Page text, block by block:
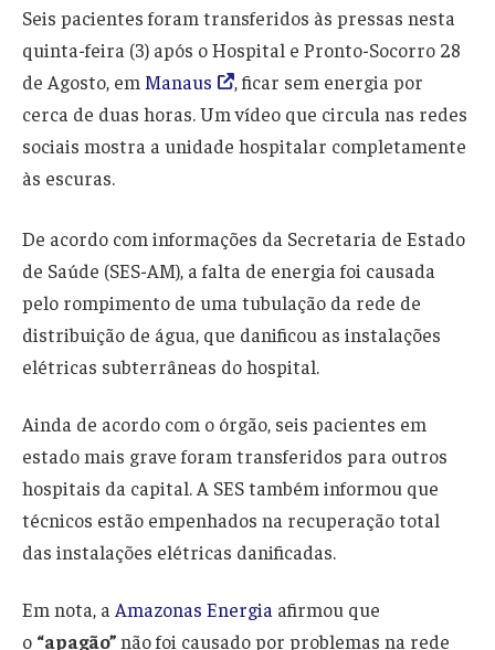
Seis pacientes foram transferidos às pressas nesta
quinta-feira (3) após o Hospital e Pronto-Socorro 28
de Agosto, em Manaus
, ficar sem energia por
cerca de duas horas. Um vídeo que circula nas redes
sociais mostra a unidade hospitalar completamente
às escuras.
De acordo com informações da Secretaria de Estado
de Saúde (SES-AM), a falta de energia foi causada
pelo rompimento de uma tubulação da rede de
distribuição de água, que danificou as instalações
elétricas subterrâneas do hospital.
Ainda de acordo com o órgão, seis pacientes em
estado mais grave foram transferidos para outros
hospitais da capital. A SES também informou que
técnicos estão empenhados na recuperação total
das instalações elétricas danificadas.
Em nota, a Amazonas Energia afirmou que
o “apagão”não foi causado por problemas na rede